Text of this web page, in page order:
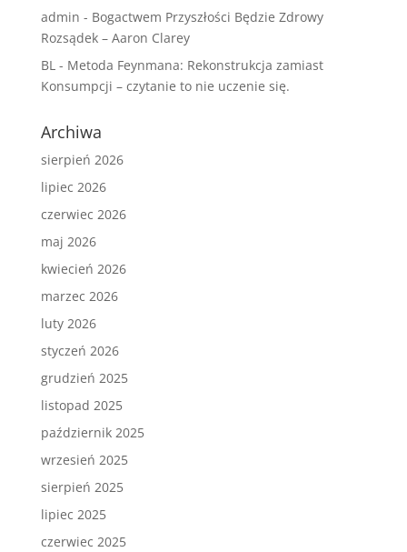
admin - Bogactwem Przyszłości Będzie Zdrowy
Rozsądek – Aaron Clarey
BL- Metoda Feynmana: Rekonstrukcja zamiast
Konsumpcji – czytanie to nie uczenie się.
Archiwa
sierpień 2026
lipiec 2026
czerwiec 2026
maj 2026
kwiecień 2026
marzec 2026
luty 2026
styczeń 2026
grudzień 2025
listopad 2025
październik 2025
wrzesień 2025
sierpień 2025
lipiec 2025
czerwiec 2025